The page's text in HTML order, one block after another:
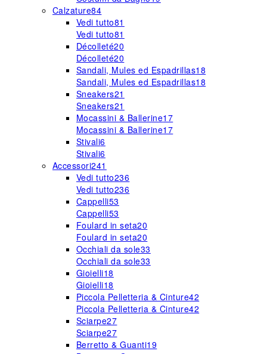
Calzature84
Vedi tutto81
Vedi tutto81
Décolleté20
Décolleté20
Sandali, Mules ed Espadrillas18
Sandali, Mules ed Espadrillas18
Sneakers21
Sneakers21
Mocassini & Ballerine17
Mocassini & Ballerine17
Stivali6
Stivali6
Accessori241
Vedi tutto236
Vedi tutto236
Cappelli53
Cappelli53
Foulard in seta20
Foulard in seta20
Occhiali da sole33
Occhiali da sole33
Gioielli18
Gioielli18
Piccola Pelletteria & Cinture42
Piccola Pelletteria & Cinture42
Sciarpe27
Sciarpe27
Berretto & Guanti19